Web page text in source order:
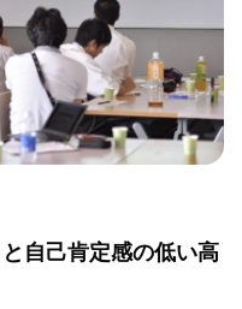
自己肯定感の低い高